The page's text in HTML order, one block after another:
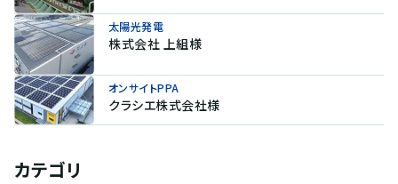
太陽光発電
株式会社 上組様
オンサイトPPA
クラシエ株式会社様
カテゴリ